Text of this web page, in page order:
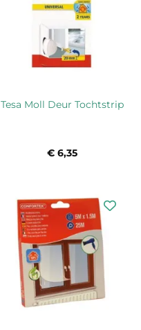
Tesa Moll Deur Tochtstrip
€6,35